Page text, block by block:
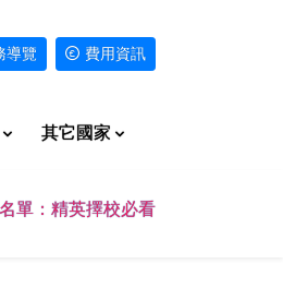
導覽 費用資訊
其它國家
單：精英擇校必看